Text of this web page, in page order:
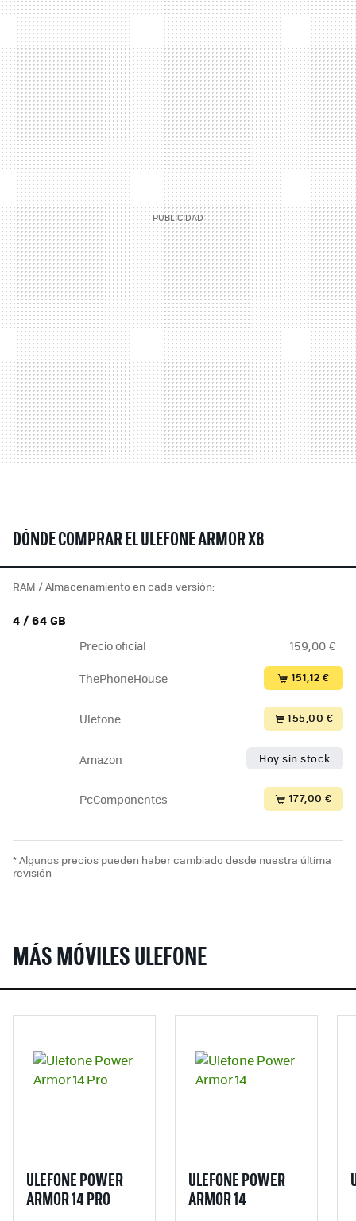
DÓNDE COMPRAR EL ULEFONE ARMOR X8
RAM / Almacenamiento en cada versión:
4 / 64 GB
Precio oficial 159,00 €
ThePhoneHouse 151,12 €
Ulefone 155,00 €
Amazon Hoy sin stock
PcComponentes 177,00 €
* Algunos precios pueden haber cambiado desde nuestra última
revisión
MÁS MÓVILES ULEFONE
ULEFONE POWER
ARMOR 14 PRO
ULEFONE POWER
ARMOR 14